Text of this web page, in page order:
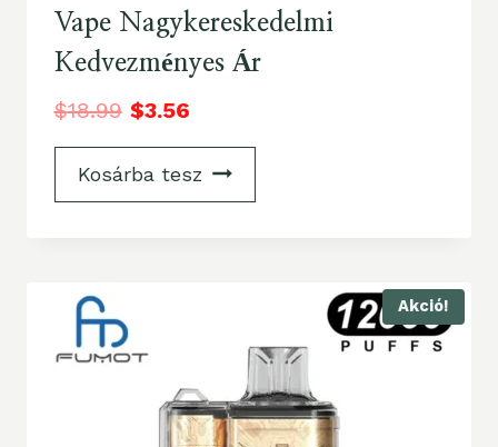
Vape Nagykereskedelmi
Kedvezményes Ár
$18.99 $3.56
Kosárba tesz
Akció!